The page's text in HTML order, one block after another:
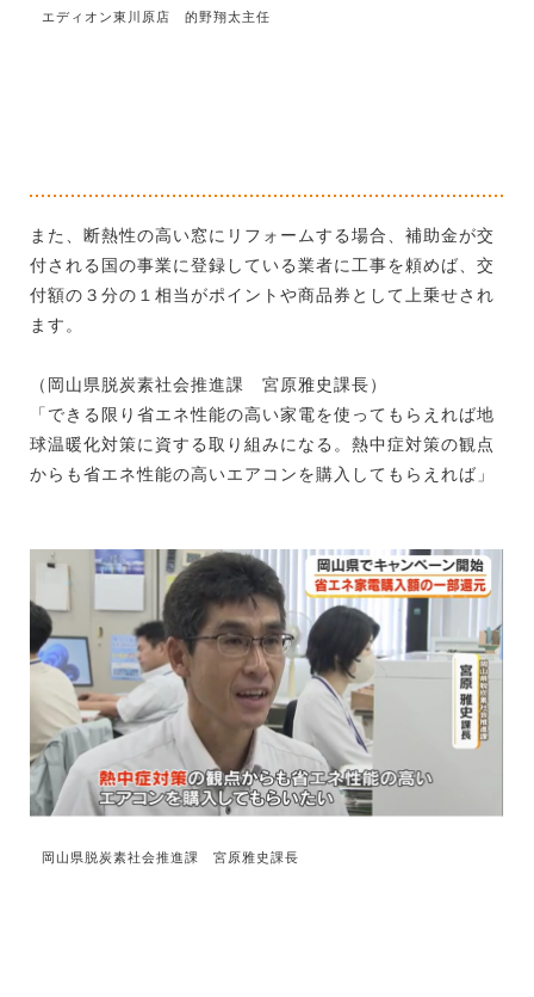
エディオン東川原店 的野翔太主任
また、断熱性の高い窓にリフォームする場合、補助金が交
付される国の事業に登録している業者に工事を頼めば、交
付額の３分の１相当がポイントや商品券として上乗せされ
ます。
（岡山県脱炭素社会推進課 宮原雅史課長）
「できる限り省エネ性能の高い家電を使ってもらえれば地
球温暖化対策に資する取り組みになる。熱中症対策の観点
からも省エネ性能の高いエアコンを購入してもらえれば」
岡山県脱炭素社会推進課 宮原雅史課長